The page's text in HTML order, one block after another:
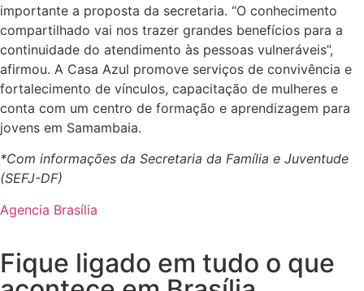
importante a proposta da secretaria. “O conhecimento
compartilhado vai nos trazer grandes benefícios para a
continuidade do atendimento às pessoas vulneráveis”,
afirmou. A Casa Azul promove serviços de convivência e
fortalecimento de vínculos, capacitação de mulheres e
conta com um centro de formação e aprendizagem para
jovens em Samambaia.
*Com informações da Secretaria da Família e Juventude
(SEFJ-DF)
Agencia Brasília
Fique ligado em tudo o que